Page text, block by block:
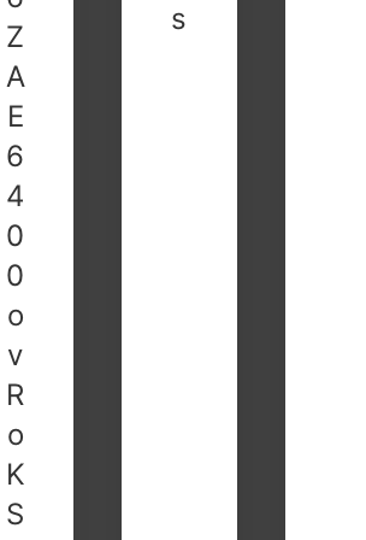
Z
A
E
6
4
0
0
o
v
R
o
K
S
s